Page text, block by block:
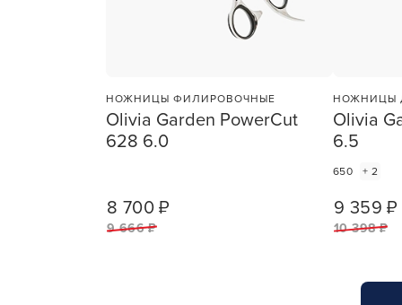
НОЖНИЦЫ ФИЛИРОВОЧНЫЕ
Olivia Garden PowerCut
628 6.0
8 700 ₽
9 666 ₽
НОЖНИЦЫ
Olivia
6.5
650 + 2
9 359 ₽
10 398 ₽